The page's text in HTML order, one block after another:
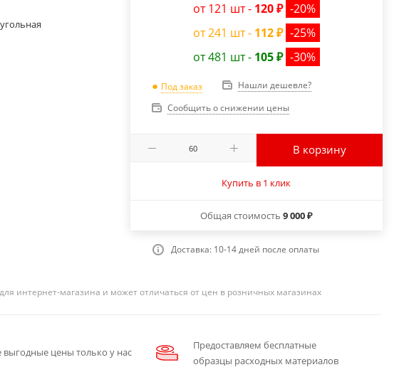
от 121 шт - 120 ₽ -20%
от 241 шт - 112 ₽ -25%
от 481 шт - 105 ₽ -30%
Под заказ
Нашли дешевле?
Сообщить о снижении цены
В корзину
Купить в 1 клик
Общая стоимость 9 000 ₽
Доставка: 10-14 дней после оплаты
интернет-магазина и может отличаться от цен в розничных магазинах
цены только у нас
Предоставляем бесплатные
образцы расходных материалов